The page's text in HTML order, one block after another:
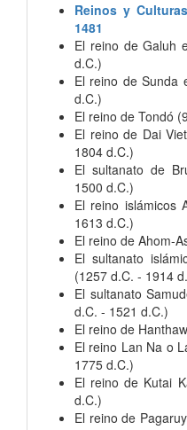
Reinos y
1481
El reino de Galuh
d.C.)
El reino de Sunda
d.C.)
El reino de Tondó
El reino de Dai
1804 d.C.)
El sultanato de
1500 d.C.)
El reino islámicos
1613 d.C.)
El reino de Ahom-
El sultanato
(1257 d.C. - 1914
El sultanato
d.C. - 1521 d.C.)
El reino de
El reino Lan Na o
1775 d.C.)
El reino de Kutai
d.C.)
El reino de